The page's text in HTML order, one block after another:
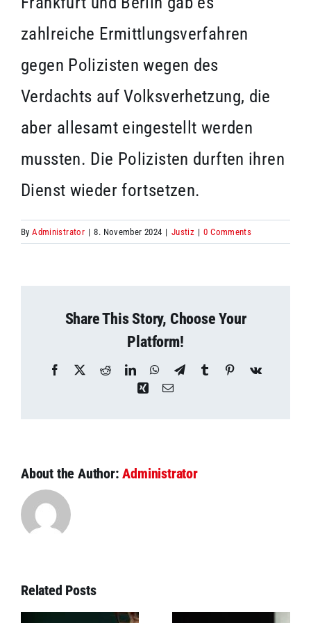
zahlreiche Ermittlungsverfahren
gegen Polizisten wegen des
Verdachts auf Volksverhetzung, die
aber allesamt eingestellt werden
mussten. Die Polizisten durften ihren
Dienst wieder fortsetzen.
ByAdministrator | 8. November 2024 | Justiz | 0 Comments
Share This Story, Choose Your
Platform!
Facebook RedditLinkedInWhatsApp
TelegramTumblr Pinterest
Vk
XingEmail
About the Author:Administrator
Related Posts